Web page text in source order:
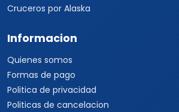
Cruceros por Alaska
Informacion
Quienes somos
Formas de pago
Politica de privacidad
Politicas de cancelacion